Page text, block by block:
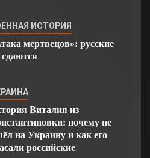
ИСТОРИЯ
мертвецов»: русские
сдаются
Виталия из
почему не
на Украину и как его
российские